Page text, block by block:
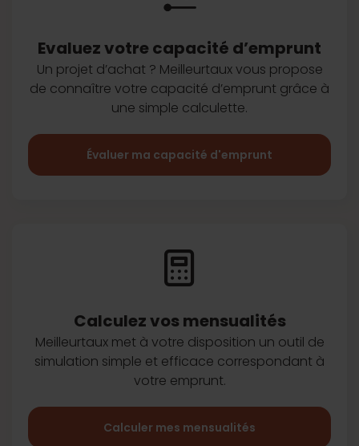
Evaluez votre capacité d’emprunt
Un projet d’achat ? Meilleurtaux vous propose
de connaître votre capacité d’emprunt grâce à
une simple calculette.
Évaluer ma capacité d'emprunt
Calculez vos mensualités
Meilleurtaux met à votre disposition un outil de
simulation simple et efficace correspondant à
votre emprunt.
Calculer mes mensualités